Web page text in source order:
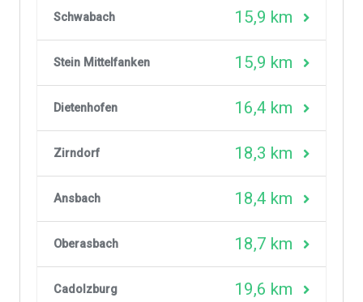
Schwabach 15,9 km
Stein Mittelfanken 15,9 km
Dietenhofen 16,4 km
Zirndorf 18,3 km
Ansbach 18,4 km
Oberasbach 18,7 km
Cadolzburg 19,6 km